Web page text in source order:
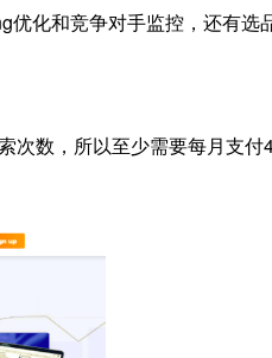
化和竞争对手监控，还有选品
次数，所以至少需要每月支